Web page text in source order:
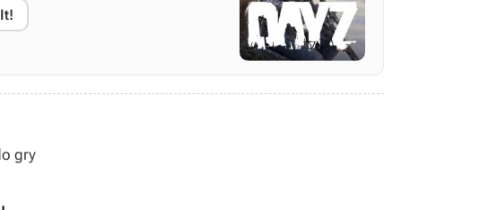
gry